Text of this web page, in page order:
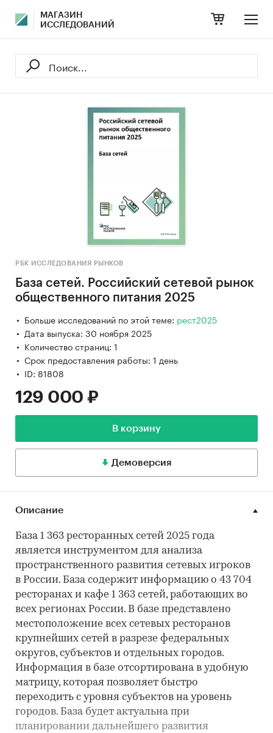
МАГАЗИН
ИССЛЕДОВАНИЙ
РБК ИССЛЕДОВАНИЯ РЫНКОВ
База сетей. Российский сетевой рынок
общественного питания 2025
Больше исследований по этой теме: рест2025
Дата выпуска: 30 ноября 2025
Количество страниц: 1
Срок предоставления работы: 1 день
ID: 81808
129 000 ₽
В корзину
Демоверсия
Описание
База 1 363 ресторанных сетей 2025 года
является инструментом для анализа
пространственного развития сетевых игроков
в России. База содержит информацию о 43 704
ресторанах и кафе 1 363 сетей, работающих во
всех регионах России. В базе представлено
местоположение всех сетевых ресторанов
крупнейших сетей в разрезе федеральных
округов, субъектов и отдельных городов.
Информация в базе отсортирована в удобную
матрицу, которая позволяет быстро
переходить с уровня субъектов на уровень
городов. База будет актуальна при
планировании дальнейшего развития